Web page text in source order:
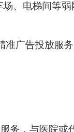
、电梯间等
广告投放服
务，与医院